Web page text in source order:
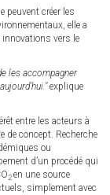
peuvent créer les
elle a
vers le
les accompagner
explique
entre les acteurs à
de concept. Recherche
ou
d’un procédé qui
2 en une source
simplement avec